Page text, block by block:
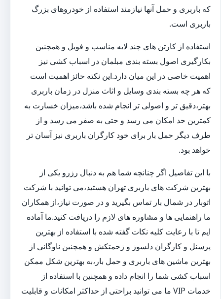
که باربری و حمل آنها نیازمند استفاده از خودروهای بزرگ
باربری است.
استفاده از کارتن های چند لایه مناسب و فویل و همچنین
بکارگیری اصول بسته بندی مبلمان در اسباب کشی نیز
اهمیت خاصی در این میان دارد.این نکته حائز اهمیت است
که هر چه بسته بندی وسایل و اثاث منزل در زمان باربری
بهتر،دقیق تر و اصولی تر انجام شده باشد،میزان خسارت به
کمترین حد امکان می رسد و حتی به صفر می رسد و از
طرف دیگر حمل بار برای خود کارگران باربری نیز آسان تر
خواهد بود.
با این تفاصیل اگر چنانچه شما هم به دنبال رزرو یکی از
بهترین شرکت های باربری تهران هستید،می توانید با شرکت
اتوبار در شمال بار تماس بگیرید و در صورت نیاز،از همکاران
ما راهنمایی ها و مشاوره های لازم را دریافت کنید.ما آماده
ایم تا با رعایت کلیه نکات گفته شده با استفاده از بهترین
پرسنل و کارگران دلسوز و زحمتکش و همچنین ناوگانی از
بهترین ماشین های باربری و حمل بار،به بهترین شکل ممکن
اسباب کشی شما را انجام داده و همچنین با استفاده از
خدمات VIP ما می توانید براحتی از حداکثر امکانات و قابلیت